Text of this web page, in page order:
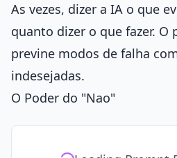
As vezes, dizer a IA o que
quanto dizer o que fazer.
previne modos de falha
indesejadas.
O Poder do "Nao"